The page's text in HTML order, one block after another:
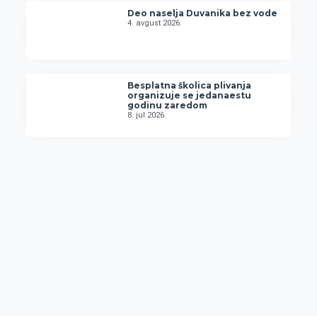
Deo naselja Duvanika bez vode
4. avgust 2026.
Besplatna školica plivanja
organizuje se jedanaestu
godinu zaredom
8. jul 2026.